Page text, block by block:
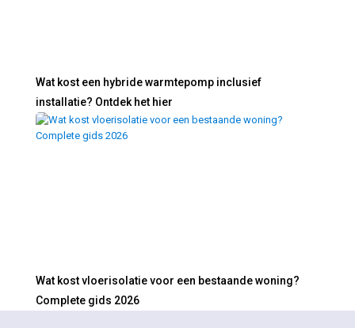
Wat kost een hybride warmtepomp inclusief
installatie? Ontdek het hier
Wat kost vloerisolatie voor een bestaande woning?
Complete gids 2026